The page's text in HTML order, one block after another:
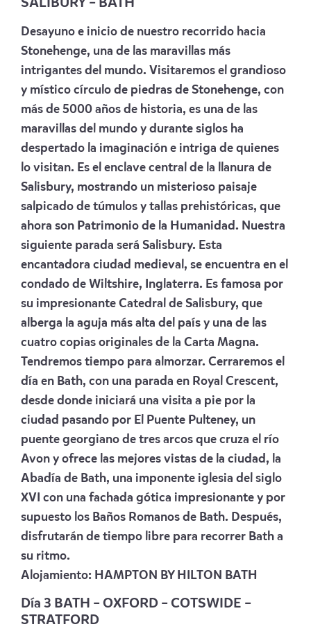
SALIBURY – BATH
Desayuno e inicio de nuestro recorrido hacia
Stonehenge, una de las maravillas más
intrigantes del mundo. Visitaremos el grandioso
y místico círculo de piedras de Stonehenge, con
más de 5000 años de historia, es una de las
maravillas del mundo y durante siglos ha
despertado la imaginación e intriga de quienes
lo visitan. Es el enclave central de la llanura de
Salisbury, mostrando un misterioso paisaje
salpicado de túmulos y tallas prehistóricas, que
ahora son Patrimonio de la Humanidad. Nuestra
siguiente parada será Salisbury. Esta
encantadora ciudad medieval, se encuentra en el
condado de Wiltshire, Inglaterra. Es famosa por
su impresionante Catedral de Salisbury, que
alberga la aguja más alta del país y una de las
cuatro copias originales de la Carta Magna.
Tendremos tiempo para almorzar. Cerraremos el
día en Bath, con una parada en Royal Crescent,
desde donde iniciará una visita a pie por la
ciudad pasando por El Puente Pulteney, un
puente georgiano de tres arcos que cruza el río
Avon y ofrece las mejores vistas de la ciudad, la
Abadía de Bath, una imponente iglesia del siglo
XVI con una fachada gótica impresionante y por
supuesto los Baños Romanos de Bath. Después,
disfrutarán de tiempo libre para recorrer Bath a
su ritmo.
Alojamiento: HAMPTON BY HILTON BATH
Día 3 BATH – OXFORD – COTSWIDE –
STRATFORD